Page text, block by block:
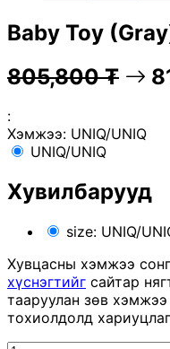
Baby Toy
805,800 ₮
:
Хэмжээ: UNIQ/UNIQ
UNIQ/UNIQ
Хувилбарууд
size: UNIQ/
Хувцасны хэмжээ
хүснэгтийг сайтар
тааруулан зөв
тохиолдолд